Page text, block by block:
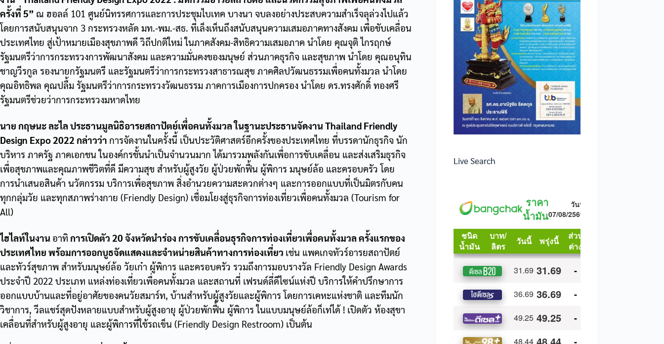
ครั้งที่ 5” ณ ฮอลล์ 101 ศูนย์นิทรรศการและการประชุมไบเทค บางนา จบลงอย่างประสบความสำเร็จลุล่วงไปแล้ว
โดยการสนับสนุนจาก 3 กระทรวงหลัด มท.-พม.-สธ. ที่เล็งเห็นถึงสนับสนุนความเสมอภาคทางสังคม เพื่อขับเคลื่อน
ประเทศไทย สู่เป้าหมายเมืองสุขภาพดี วิถีปกติใหม่ ในภาคสังคม-สิทธิความเสมอภาค นำโดย คุณจุติ ไกรฤกษ์
รัฐมนตรีว่าการกระทรวงการพัฒนาสังคม และความมั่นคงของมนุษย์ ส่วนภาคธุรกิจ และสุขภาพ นำโดย คุณอนุทิน
ชาญวีรกูล รองนายกรัฐมนตรี และรัฐมนตรีว่าการกระทรวงสาธารณสุข ภาคศิลปวัฒนธรรมเพื่อคนทั้งมวล นำโดย
คุณอิทธิพล คุณปลื้ม รัฐมนตรีว่าการกระทรวงวัฒนธรรม ภาคการเมืองการปกครอง นำโดย ดร.ทรงศักดิ์ ทองศรี
รัฐมนตรีช่วยว่าการกระทรวงมหาดไทย
นาย กฤษนะ ละไล ประธานมูลนิธิอารยสถาปัตย์เพื่อคนทั้งมวล ในฐานะประธานจัดงาน Thailand Friendly
Design Expo 2022 กล่าวว่า การจัดงานในครั้งนี้ เป็นประวัติศาสตร์อีกครั้งของประเทศไทย ที่บรรดานักธุรกิจ นัก
บริหาร ภาครัฐ ภาคเอกชน ในองค์กรชั้นนำเป็นจำนวนมาก ได้มารวมพลังกันเพื่อการขับเคลื่อน และส่งเสริมธุรกิจ
เพื่อสุขภาพและคุณภาพชีวิตที่ดี มีความสุข สำหรับผู้สูงวัย ผู้ป่วยพักฟื้น ผู้พิการ มนุษย์ล้อ และครอบครัว โดย
การนำเสนอสินค้า นวัตกรรม บริการเพื่อสุขภาพ สิ่งอำนวยความสะดวกต่างๆ และการออกแบบที่เป็นมิตรกับคน
ทุกกลุ่มวัย และทุกสภาพร่างกาย (Friendly Design) เชื่อมโยงสู่ธุรกิจการท่องเที่ยวเพื่อคนทั้งมวล (Tourism for
All)
ไฮไลท์ในงาน อาทิ การเปิดตัว 20 จังหวัดนำร่อง การขับเคลื่อนธุรกิจการท่องเที่ยวเพื่อคนทั้งมวล ครั้งแรกของ
ประเทศไทย พร้อมการออกบูธจัดแสดงและจำหน่ายสินค้าทางการท่องเที่ยว เช่น แพคเกจทัวร์อารยสถาปัตย์
และทัวร์สุขภาพ สำหรับมนุษย์ล้อ วัยเก๋า ผู้พิการ และครอบครัว รวมถึงการมอบรางวัล Friendly Design Awards
ประจำปี 2022 ประเภท แหล่งท่องเที่ยวเพื่อคนทั้งมวล และสถานที่ เฟรนด์ลี่ดีไซน์แห่งปี บริการให้คำปรึกษาการ
ออกแบบบ้านและที่อยู่อาศัยของคนวัยสมาร์ท, บ้านสำหรับผู้สูงวัยและผู้พิการ โดยการเคหะแห่งชาติ และทีมนัก
วิชาการ, วีลแชร์สุดปังหลายแบบสำหรับผู้สูงอายุ ผู้ป่วยพักฟื้น ผู้พิการ ในแบบมนุษย์ล้อก็เท่ได้ ! เปิดตัว ห้องสุขา
เคลื่อนที่สำหรับผู้สูงอายุ และผู้พิการที่ใช้รถเข็น (Friendly Design Restroom) เป็นต้น
Live Search